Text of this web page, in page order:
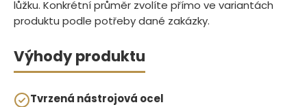
lůžku. Konkrétní průměr zvolíte přímo ve variantách
produktu podle potřeby dané zakázky.
Výhody produktu
Tvrzená nástrojová ocel